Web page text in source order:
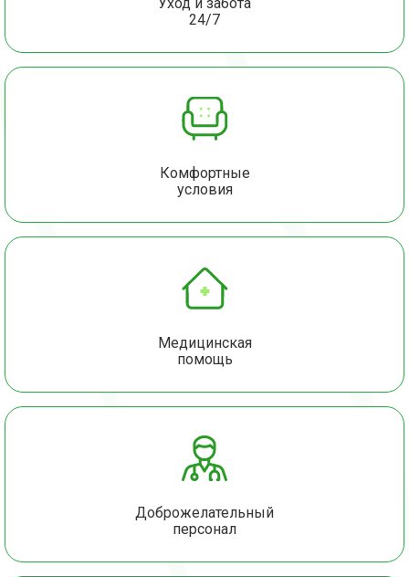
24/7
Комфортные
условия
Медицинская
помощь
Доброжелательный
персонал